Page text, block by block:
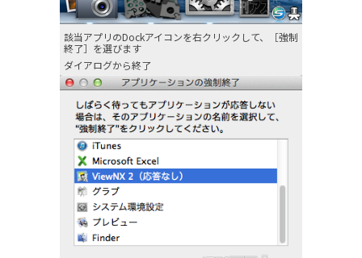
該当アプリのDockアイコンを右クリックして、［強制
終了］を選びます
ダイアログから終了